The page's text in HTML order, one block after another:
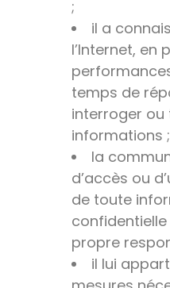
;
il a
l’Internet, en
temps de
interroger ou
informations ;
la
d’accès ou
de toute
propre
il lui